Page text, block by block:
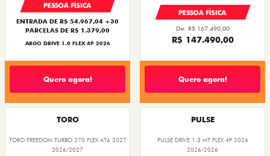
PESSOA FÍSICA
ENTRADA DE R$ 54.967,04 +30
PARCELAS DE R$ 1.379,00
ARGO DRIVE 1.0 FLEX 4P 2026
Quero agora!
PESSOA FÍSICA
De: R$ 167.490,00
R$ 147.490,00
Quero agora!
TORO
TORO FREEDOM TURBO 270 FLEX AT6 2027
2026/2027
PULSE
PULSE DRIVE 1.3 MT FLEX 4P 2026
2026/2026